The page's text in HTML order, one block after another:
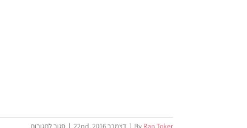
By Ran Toker
| דצמבר 22nd, 2016 | סגור לתגובות